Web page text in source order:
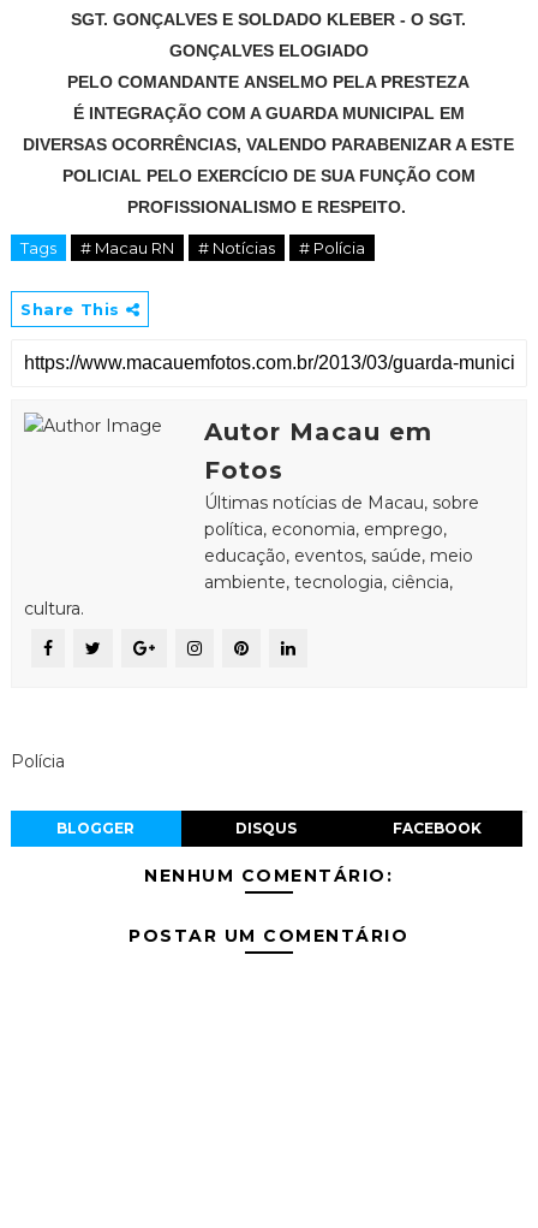
SGT. GONÇALVES E SOLDADO KLEBER - O SGT.
GONÇALVES ELOGIADO
PELO COMANDANTE ANSELMO PELA PRESTEZA
É INTEGRAÇÃO COM A GUARDA MUNICIPAL EM
DIVERSAS OCORRÊNCIAS, VALENDO PARABENIZAR A ESTE
POLICIAL PELO EXERCÍCIO DE SUA FUNÇÃO COM
PROFISSIONALISMO E RESPEITO.
Tags # Macau RN # Notícias # Polícia
Share This
Autor Macau em
Fotos
Últimas notícias de Macau, sobre
política, economia, emprego,
educação, eventos, saúde, meio
ambiente, tecnologia, ciência,
cultura.
Polícia
BLOGGER DISQUS FACEBOOK
NENHUM COMENTÁRIO:
POSTAR UM COMENTÁRIO